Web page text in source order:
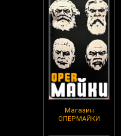
Магазин
ОПЕРМАЙКИ